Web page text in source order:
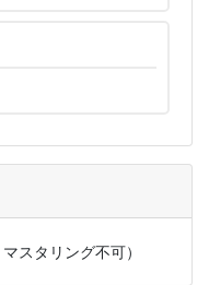
スタリング不可）